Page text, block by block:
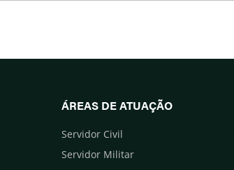
ÁREAS DE ATUAÇÃO
Servidor Civil
Servidor Militar